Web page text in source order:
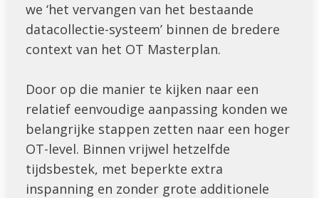
we ‘het vervangen van het bestaande
datacollectie-systeem’ binnen de bredere
context van het OT Masterplan.
Door op die manier te kijken naar een
relatief eenvoudige aanpassing konden we
belangrijke stappen zetten naar een hoger
OT-level. Binnen vrijwel hetzelfde
tijdsbestek, met beperkte extra
inspanning en zonder grote additionele